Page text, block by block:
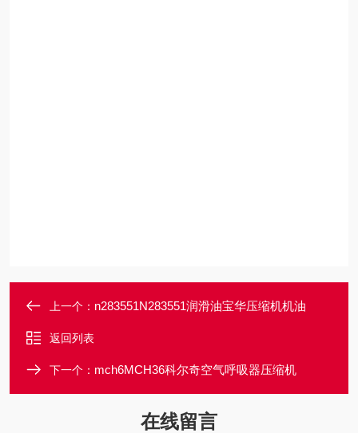
上一个： n283551N283551润滑油宝华压缩机机油
返回列表
下一个： mch6MCH36科尔奇空气呼吸器压缩机
在线留言